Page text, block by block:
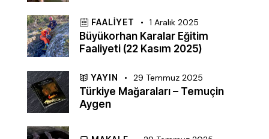
FAALIYET 1 Aralık 2025
Büyükorhan Karalar Eğitim
Faaliyeti (22 Kasım 2025)
YAYIN 29 Temmuz 2025
Türkiye Mağaraları – Temuçin
Aygen